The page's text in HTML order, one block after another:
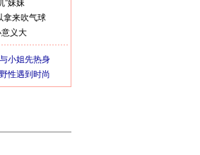
”妹妹
拿来吹气球
意义大
小姐先热身
性遇到时尚